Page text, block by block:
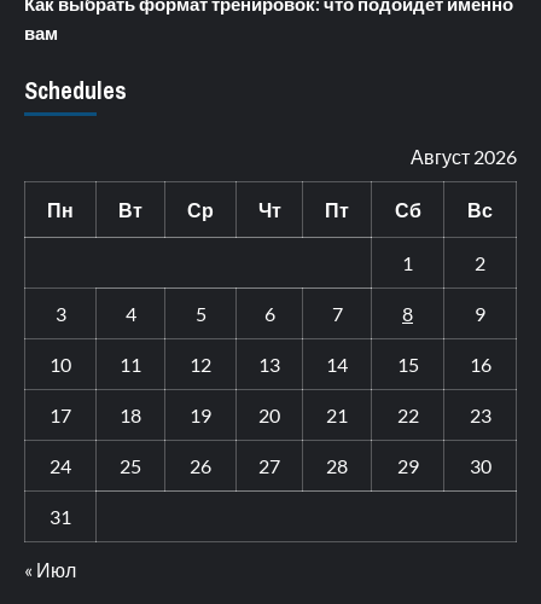
вам
Schedules
Август 2026
Пн Вт Ср Чт Пт Сб Вс
1 2
3 4 5 6 7 8 9
10 11 12 13 14 15 16
17 18 19 20 21 22 23
24 25 26 27 28 29 30
31
« Июл